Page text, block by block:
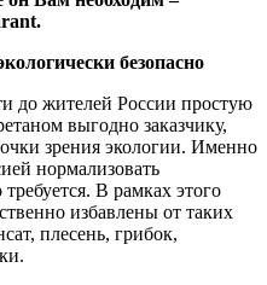
безопасно
до жителей России простую
выгодно заказчику,
зрения экологии. Именно
нормализовать
В рамках этого
избавлены от таких
плесень, грибок,